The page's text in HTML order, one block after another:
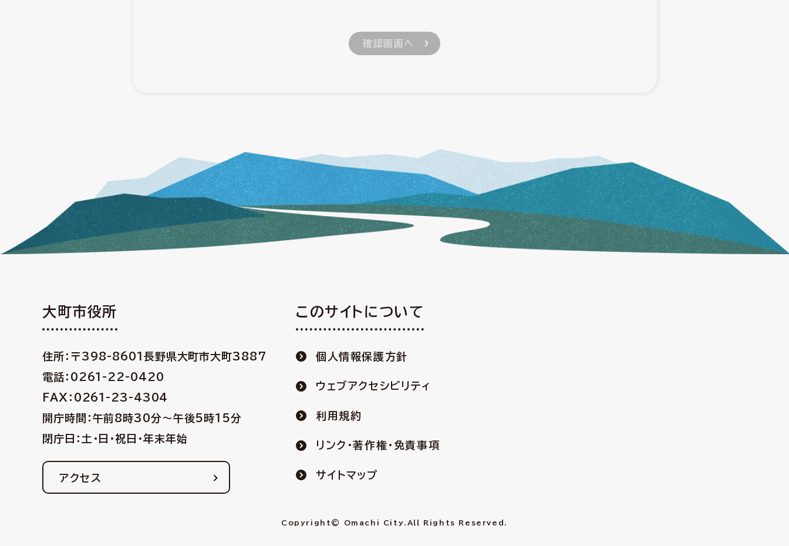
大町市役所
住所：〒398-8601 長野県大町市大町3887
電話：0261-22-0420
FAX：0261-23-4304
開庁時間：午前8時30分〜午後5時15分
閉庁日：土・日・祝日・年末年始
アクセス
このサイトについて
個人情報保護方針
ウェブアクセシビリティ
利用規約
リンク・著作権・免責事項
サイトマップ
Copyright© Omachi City. All Rights Reserved.